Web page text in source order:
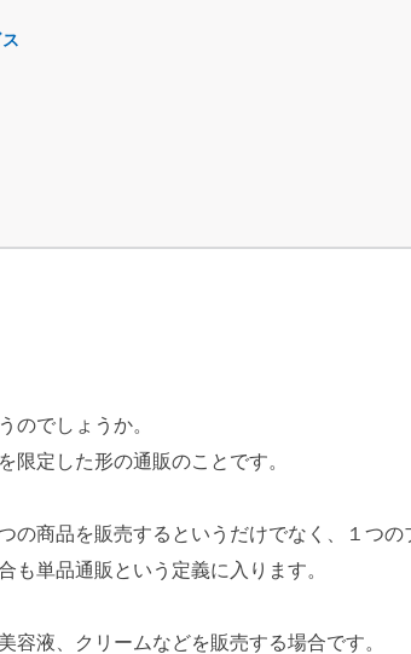
のでしょうか。
限定した形の通販のことです。
の商品を販売するというだけでなく、１つの
も単品通販という定義に入ります。
容液、クリームなどを販売する場合です。